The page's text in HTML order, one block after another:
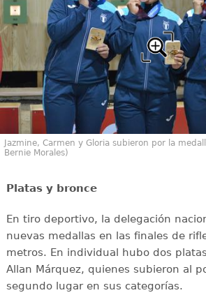
Jazmine, Carmen y Gloria subieron por la
Bernie Morales)
Platas y bronce
En tiro deportivo, la delegación
nuevas medallas en las finales de
metros. En individual hubo dos
Allan Márquez, quienes subieron al
segundo lugar en sus categorías.